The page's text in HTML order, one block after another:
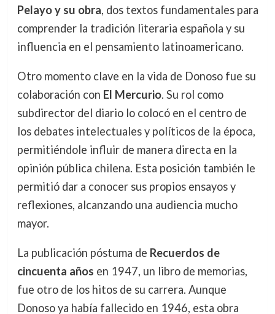
Pelayo y su obra, dos textos fundamentales para
comprender la tradición literaria española y su
influencia en el pensamiento latinoamericano.
Otro momento clave en la vida de Donoso fue su
colaboración con El Mercurio. Su rol como
subdirector del diario lo colocó en el centro de
los debates intelectuales y políticos de la época,
permitiéndole influir de manera directa en la
opinión pública chilena. Esta posición también le
permitió dar a conocer sus propios ensayos y
reflexiones, alcanzando una audiencia mucho
mayor.
La publicación póstuma de Recuerdos de
cincuenta años en 1947, un libro de memorias,
fue otro de los hitos de su carrera. Aunque
Donoso ya había fallecido en 1946, esta obra